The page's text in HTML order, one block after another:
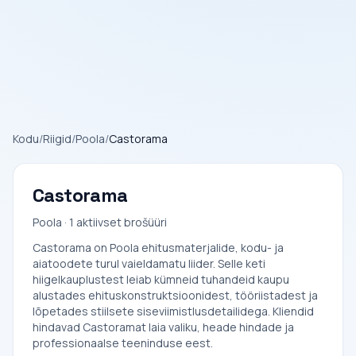
Kodu/Riigid/Poola/Castorama
Castorama
Poola · 1 aktiivset brošüüri
Castorama on Poola ehitusmaterjalide, kodu- ja
aiatoodete turul vaieldamatu liider. Selle keti
hiigelkauplustest leiab kümneid tuhandeid kaupu
alustades ehituskonstruktsioonidest, tööriistadest ja
lõpetades stiilsete siseviimistlusdetailidega. Kliendid
hindavad Castoramat laia valiku, heade hindade ja
professionaalse teeninduse eest.